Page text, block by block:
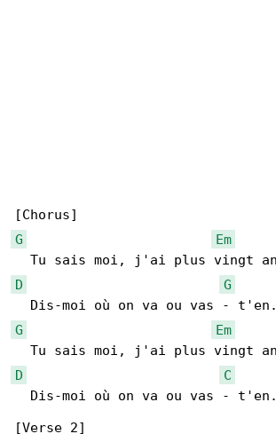
G
Em
D
G
G
Em
D
C
  Dis-moi où on va ou vas - t'en.